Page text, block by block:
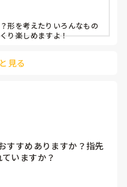
形を考えたりいろんなもの
り楽しめますよ！
見る
すすめありますか？指先
いますか？
なか思いつかず悩んでい